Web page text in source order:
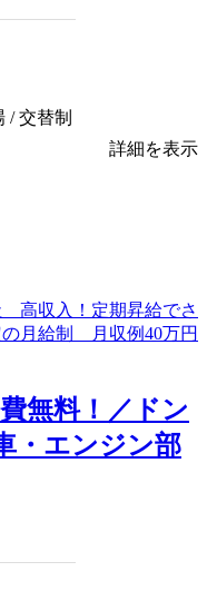
/ 交替制
詳細を表示
無料！／ドン
・エンジン部